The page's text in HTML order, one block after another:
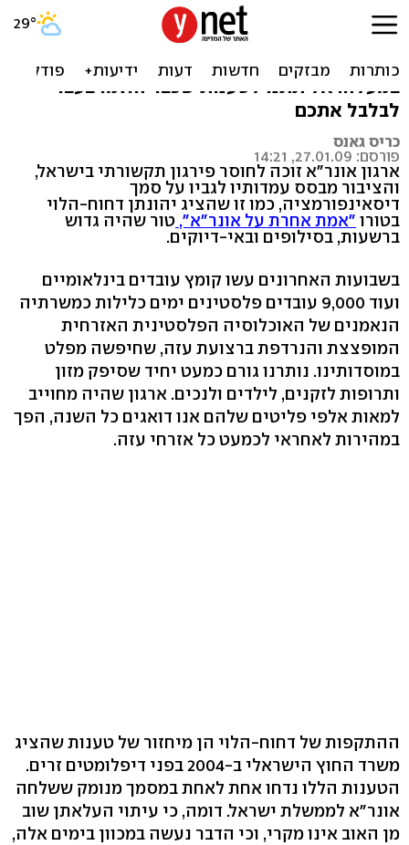
אונר"א שלא הכרתם
פעילות הארגון בעזה היא אינטרס ישראלי ראשון
במעלה. אל תתנו לטענות שכבר הוזמו בעבר
לבלבל אתכם
כריס גאנס
פורסם: 27.01.09, 14:21
ארגון אונר"א זוכה לחוסר פירגון תקשורתי בישראל,
והציבור מבסס עמדותיו לגביו על סמך
דיסאינפורמציה, כמו זו שהציג יהונתן דחוח-הלוי
בטורו "אמת אחרת על אונר"א", טור שהיה גדוש
ברשעות, בסילופים ובאי-דיוקים.
בשבועות האחרונים עשו קומץ עובדים בינלאומיים
ועוד 9,000 עובדים פלסטינים ימים כלילות כמשרתיה
הנאמנים של האוכלוסיה הפלסטינית האזרחית
המופצצת והנרדפת ברצועת עזה, שחיפשה מפלט
במוסדותינו. נותרנו גורם כמעט יחיד שסיפק מזון
ותרופות לזקנים, לילדים ולנכים. ארגון שהיה מחוייב
למאות אלפי פליטים שלהם אנו דואגים כל השנה, הפך
במהירות לאחראי לכמעט כל אזרחי עזה.
ההתקפות של דחוח-הלוי הן מיחזור של טענות שהציג
משרד החוץ הישראלי ב-2004 בפני דיפלומטים זרים.
הטענות הללו נדחו אחת לאחת במסמך מנומק ששלחה
אונר"א לממשלת ישראל. דומה, כי עיתוי העלאתן שוב
מן האוב אינו מקרי, וכי הדבר נעשה במכוון בימים אלה,